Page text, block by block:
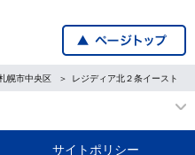
幌市中央区 レジディア北２条イースト
サイトポリシー